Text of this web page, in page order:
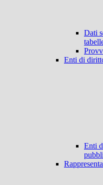
Dati
Enti di
Enti